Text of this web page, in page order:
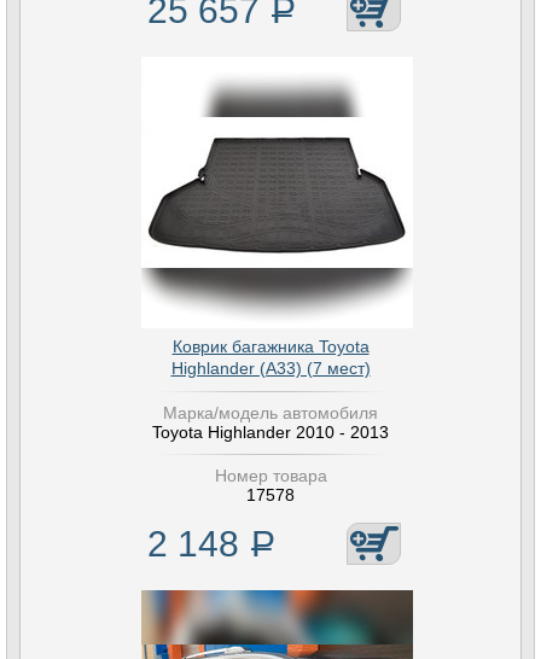
25 657 Р
Коврик багажника Toyota
Highlander (A33) (7 мест)
Марка/модель автомобиля
Toyota Highlander 2010 - 2013
Номер товара
17578
2 148 Р